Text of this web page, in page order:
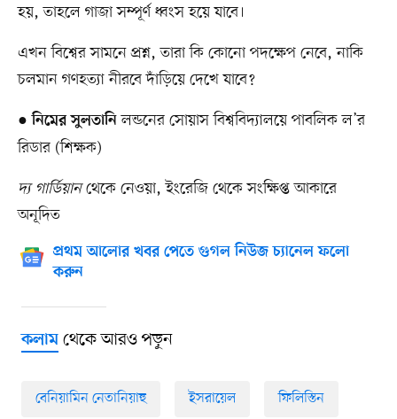
হয়, তাহলে গাজা সম্পূর্ণ ধ্বংস হয়ে যাবে।
এখন বিশ্বের সামনে প্রশ্ন, তারা কি কোনো পদক্ষেপ নেবে, নাকি
চলমান গণহত্যা নীরবে দাঁড়িয়ে দেখে যাবে?
● নিমের সুলতানিলন্ডনের সোয়াস বিশ্ববিদ্যালয়ে পাবলিক ল’র
রিডার (শিক্ষক)
দ্য গার্ডিয়ানথেকে নেওয়া, ইংরেজি থেকে সংক্ষিপ্ত আকারে
অনূদিত
প্রথম আলোর খবর পেতে গুগল নিউজ চ্যানেল ফলো
করুন
কলামথেকে আরও পড়ুন
বেনিয়ামিন নেতানিয়াহু ইসরায়েল ফিলিস্তিন